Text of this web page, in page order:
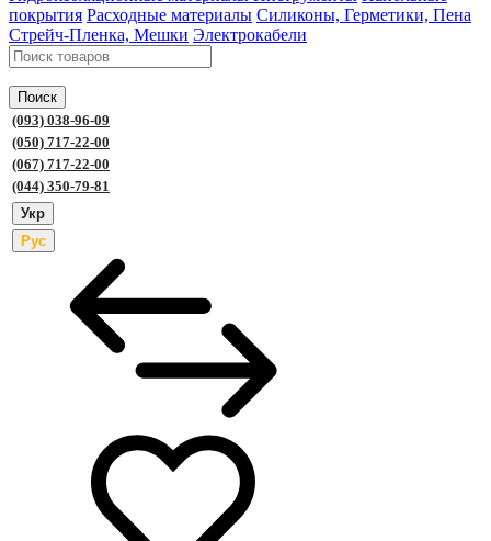
покрытия Расходные материалы Силиконы, Герметики, Пена
Стрейч-Пленка, Мешки Электрокабели
Поиск
(093) 038-96-09
(050) 717-22-00
(067) 717-22-00
(044) 350-79-81
Укр
Рус